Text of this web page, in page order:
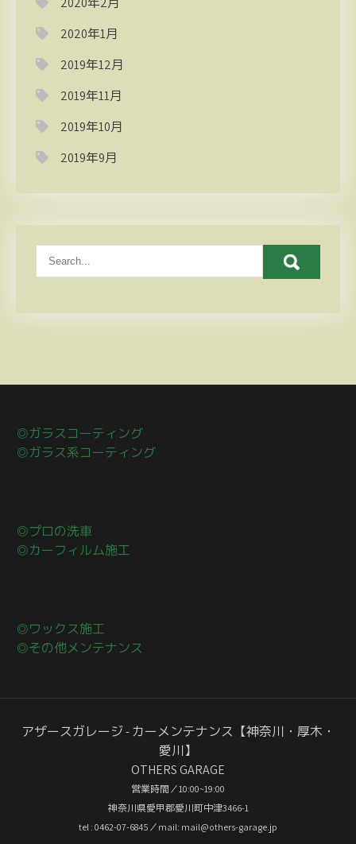
2020年1月
2019年12月
2019年11月
2019年10月
2019年9月
◎ガラスコーティング
◎ガラス系コーティング
◎プロの洗車
◎カーフィルム施工
◎ワックス施工
◎その他メンテナンス
アザースガレージ - カーメンテナンス【神奈川・厚木・
愛川】
OTHERS GARAGE
営業時間／10:00~19:00
神奈川県愛甲郡愛川町中津3466-1
tel : 0462-07-6845／mail: mail@others-garage.jp